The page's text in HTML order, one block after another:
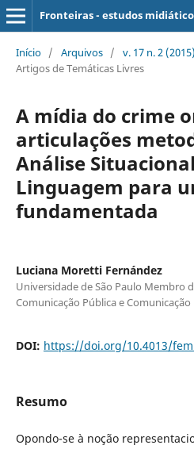
Fronteiras - estudos
Início / Arquivos / v. 17 n. 2
Artigos de Temáticas Livres
A mídia do crime
articulações
Análise
Linguagem para
fundamentada
Luciana Moretti Fernández
Universidade de São Paulo Membro
Comunicação Pública e Comunicação
DOI: https://doi.org/10.4013/
Resumo
Opondo-se à noção